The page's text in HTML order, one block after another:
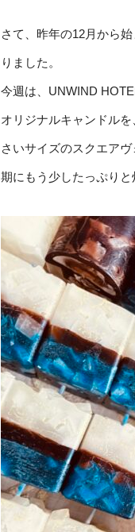
さて、昨年の12月から
りました。
今週は、UNWIND
オリジナルキャンドル
さいサイズのスクエア
期にもう少したっぷりと